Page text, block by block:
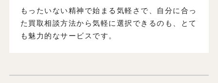
もったいない精神で始まる気軽さで、自分に合っ
た買取相談方法から気軽に選択できるのも、とて
も魅力的なサービスです。